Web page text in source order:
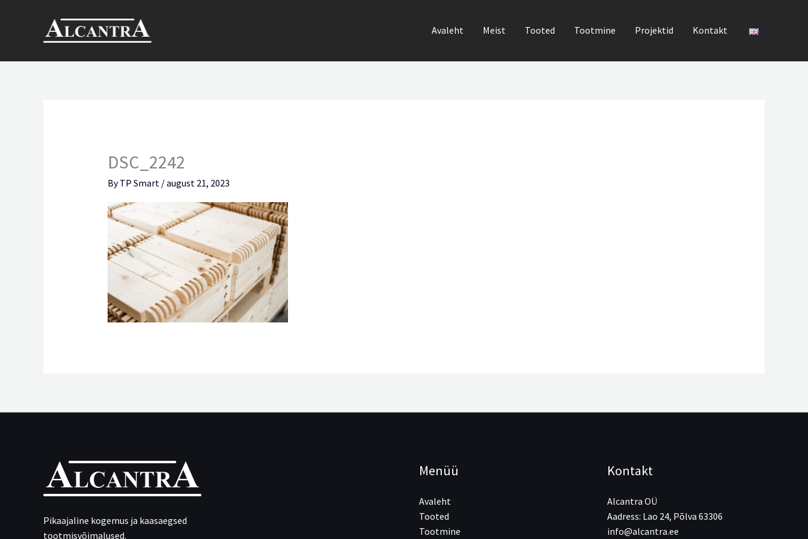
Avaleht Meist Tooted Tootmine Projektid Kontakt
DSC_2242
ByTP Smart /august 21, 2023
Pikaajaline kogemus ja kaasaegsed
tootmisvõimalused.
Menüü
Avaleht
Tooted
Tootmine
Kontakt
Alcantra OÜ
Aadress: Lao 24, Põlva 63306
info@alcantra.ee